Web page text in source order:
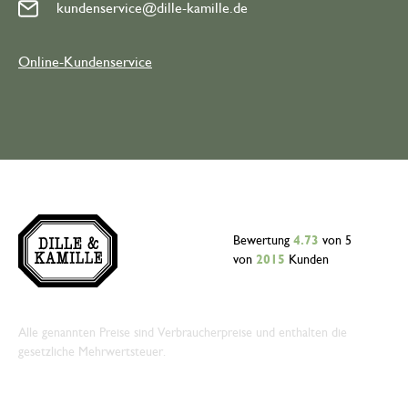
kundenservice@dille-kamille.de
Online-Kundenservice
Bewertung 4.73 von 5
von 2015 Kunden
Alle genannten Preise sind Verbraucherpreise und enthalten die
gesetzliche Mehrwertsteuer.